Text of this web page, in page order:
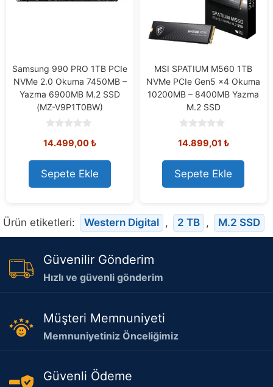
Samsung 990 PRO 1TB PCIe
NVMe 2.0 Okuma 7450MB –
Yazma 6900MB M.2 SSD
(MZ-V9P1T0BW)
o
t
o
f
5
14.499,00₺
Sepete Ekle
MSI SPATIUM M560 1TB
NVMe PCIe Gen5 x4 Okuma
10200MB – 8400MB Yazma
M.2 SSD
o
t
o
f
5
14.899,01 ₺
Sepete Ekle
Ürün etiketleri: Western Digital , 2 TB , M.2 SSD
Güvenilir Gönderim
Hızlı ve güvenli gönderim
Müşteri Memnuniyeti
Memnuniyetiniz Önceliğimiz
Güvenli Ödeme